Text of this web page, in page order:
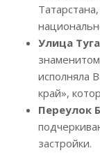
Улица
исполняла
край»,
Переулок
застройки.